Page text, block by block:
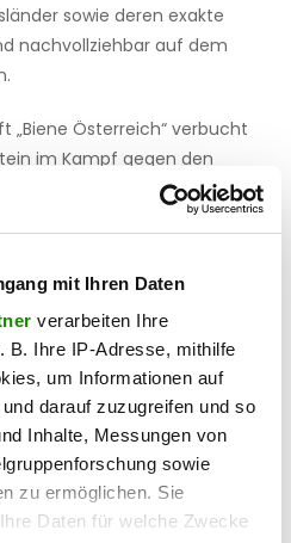
mit Ihren Daten
verarbeiten Ihre
B. Ihre IP-Adresse, mithilfe
um Informationen auf
darauf zuzugreifen und so
Inhalte, Messungen von
sowie
zu ermöglichen. Sie
Daten für welche Zwecke
sowie deren exakte
nachvollziehbar auf dem
„Biene Österreich“ verbucht
im Kampf gegen den
aus Drittstaaten. Die
die Konsumenten vor
Imkerinnen und
Schicken Sie uns Ihr